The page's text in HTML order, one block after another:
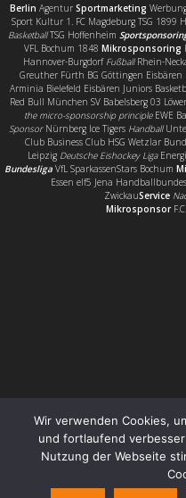
Berlin Agentur Sportmarketing
Sport Kultur 1. FC Magdeburg TSG 1899
BasketballTSG Hoffenheim
VFL Bochum 1848 Mikrosponsoring
Hannover-Burgdorf FußballRhein-
Greuther Fürth BG Göttingen Eisbären
Arminia Bielefeld Eisbären Juniors
Red Bull München SV Babelsberg 03
the micro-sponsorship principleEWE
SponsorNürnberg Ice Tigers Handball
Club Business Club HSG Wetzlar
Leipzig Deutsche Eishockey Liga
Bundesliga VfL SparkassenStars Bochum
Essen elf5 Jena
ZwickauService
Mikrosponsor
Wir verwenden Cookies,
und fortlaufend
Nutzung der Webseite